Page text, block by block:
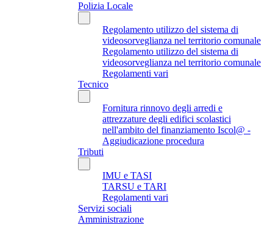
Polizia Locale
Regolamento utilizzo del sistema di
videosorveglianza nel territorio comunale
Regolamento utilizzo del sistema di
videosorveglianza nel territorio comunale
Regolamenti vari
Tecnico
Fornitura rinnovo degli arredi e
attrezzature degli edifici scolastici
nell'ambito del finanziamento Iscol@ -
Aggiudicazione procedura
Tributi
IMU e TASI
TARSU e TARI
Regolamenti vari
Servizi sociali
Amministrazione